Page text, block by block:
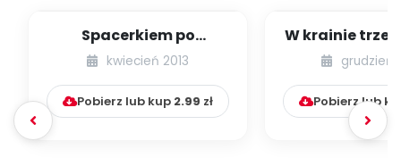
Spacerkiem po
Krakowie (inscenizacja
kwiecień 2013
Pobierz lub kup 2.99 zł
W krainie
grudzień
Pobierz lub